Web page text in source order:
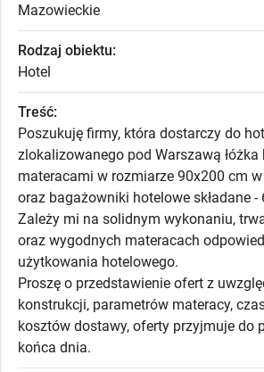
Mazowieckie
Rodzaj obiektu:
Hotel
Treść:
Poszukuję firmy, która dostarczy do
zlokalizowanego pod Warszawą
materacami w rozmiarze 90x200 cm
oraz bagażowniki hotelowe składane -
Zależy mi na solidnym wykonaniu,
oraz wygodnych materacach
użytkowania hotelowego.
Proszę o przedstawienie ofert z
konstrukcji, parametrów materacy,
kosztów dostawy, oferty przyjmuje do
końca dnia.